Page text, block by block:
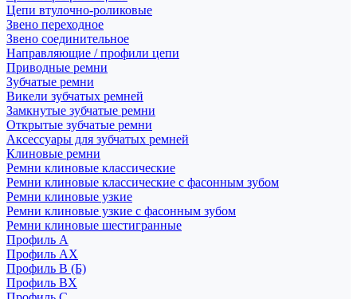
Цепи втулочно-роликовые
Звено переходное
Звено соединительное
Направляющие / профили цепи
Приводные ремни
Зубчатые ремни
Викели зубчатых ремней
Замкнутые зубчатые ремни
Открытые зубчатые ремни
Аксессуары для зубчатых ремней
Клиновые ремни
Ремни клиновые классические
Ремни клиновые классические с фасонным зубом
Ремни клиновые узкие
Ремни клиновые узкие с фасонным зубом
Ремни клиновые шестигранные
Профиль A
Профиль AX
Профиль B (Б)
Профиль BX